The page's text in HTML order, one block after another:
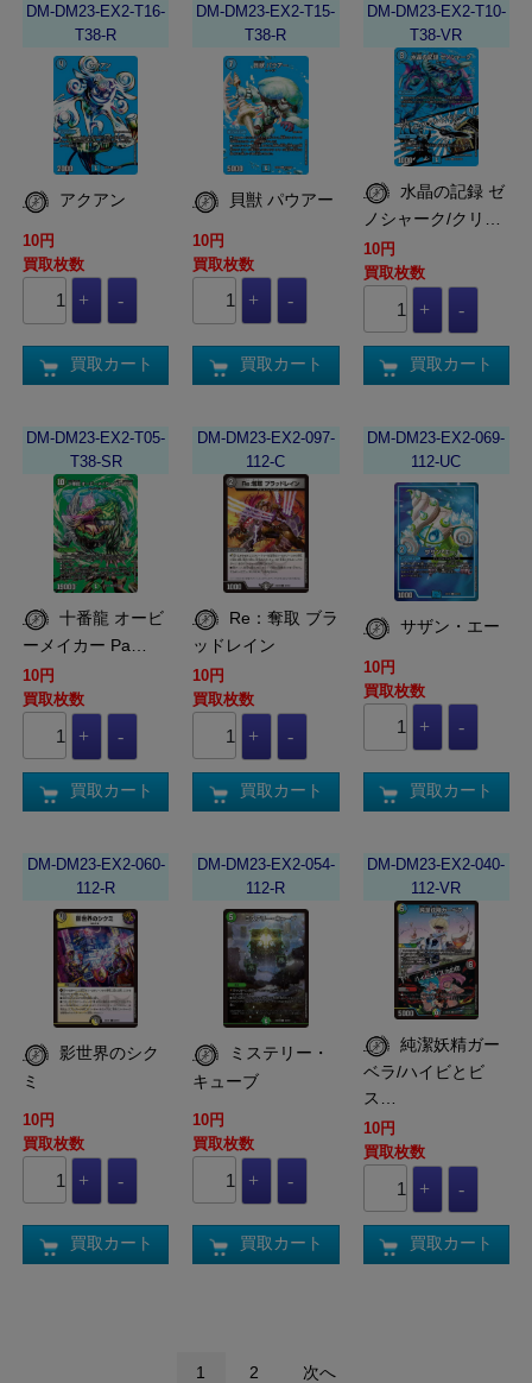
DM-DM23-EX2-T16-
T38-R
アクアン
10円
買取枚数
買取カート
DM-DM23-EX2-T15-
T38-R
貝獣 パウアー
10円
買取枚数
買取カート
DM-DM23-EX2-T10-
T38-VR
ノシャーク/クリ…
10円
買取枚数
買取カート
DM-DM23-EX2-T05-
T38-SR
ーメイカー Pa…
10円
買取枚数
買取カート
DM-DM23-EX2-097-
112-C
ッドレイン
10円
買取枚数
買取カート
DM-DM23-EX2-069-
112-UC
サザン・エー
10円
買取枚数
買取カート
DM-DM23-EX2-060-
112-R
ミ
10円
買取枚数
買取カート
DM-DM23-EX2-054-
112-R
キューブ
10円
買取枚数
買取カート
DM-DM23-EX2-040-
112-VR
ベラ/ハイビとビ
ス…
10円
買取枚数
買取カート
1 2 次へ